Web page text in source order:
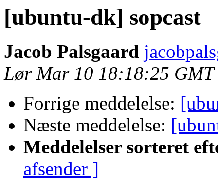
[ubuntu-dk] sopcast
Jacob Palsgaard
Lør Mar 10 18:18:25 GMT
Forrige meddelelse:
Næste meddelelse:
Meddelelser sorteret
afsender ]